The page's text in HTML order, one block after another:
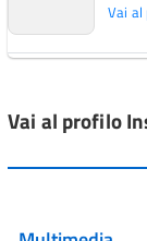
Vai
Vai
Vai al profilo